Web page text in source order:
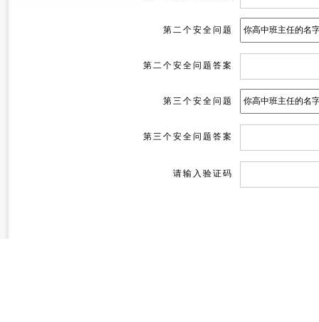
第二个安全问题
第二个安全问题答案
第三个安全问题
第三个安全问题答案
请输入验证码